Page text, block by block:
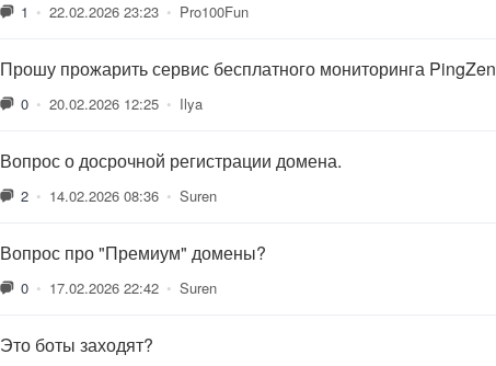
1 • 22.02.2026 23:23 • Pro100Fun
Прошу прожарить сервис бесплатного мониторинга PingZen
0 • 20.02.2026 12:25 • Ilya
Вопрос о досрочной регистрации домена.
2 • 14.02.2026 08:36 • Suren
Вопрос про "Премиум" домены?
0 • 17.02.2026 22:42 • Suren
Это боты заходят?